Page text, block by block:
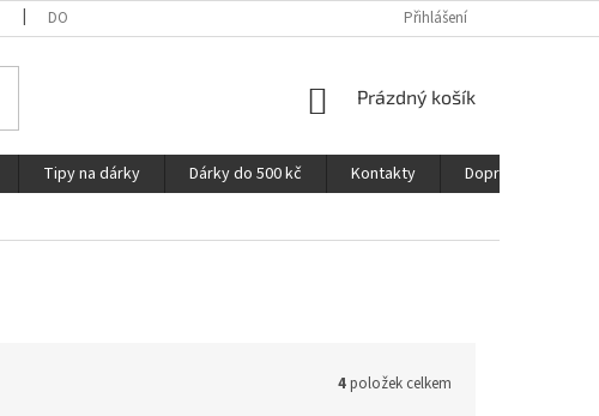
DOPRAVA A PLATBA OZNAČENÍ MATERIÁLŮ
Přihlášení
NÁKUPNÍ
Prázdný košík
Tipy na dárky Dárky do 500 kč Kontakty
Doprava a platba
4položek celkem